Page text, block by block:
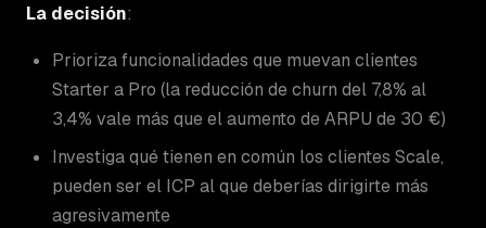
La decisión:
Prioriza funcionalidades que muevan clientes
Starter a Pro (la reducción de churn del 7,8% al
3,4% vale más que el aumento de ARPU de 30 €)
Investiga qué tienen en común los clientes Scale,
pueden ser el ICP al que deberías dirigirte más
agresivamente